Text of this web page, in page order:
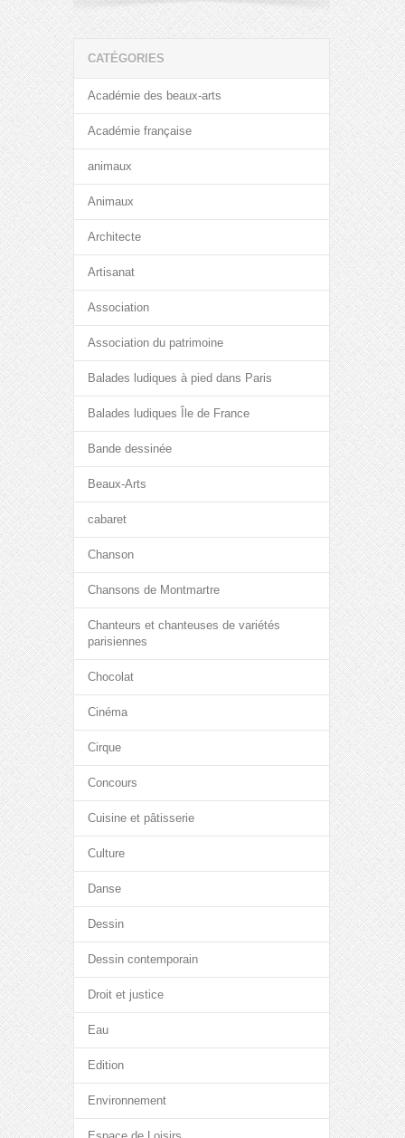
CATÉGORIES
Académie des beaux-arts
Académie française
animaux
Animaux
Architecte
Artisanat
Association
Association du patrimoine
Balades ludiques à pied dans Paris
Balades ludiques Île de France
Bande dessinée
Beaux-Arts
cabaret
Chanson
Chansons de Montmartre
Chanteurs et chanteuses de variétés
parisiennes
Chocolat
Cinéma
Cirque
Concours
Cuisine et pâtisserie
Culture
Danse
Dessin
Dessin contemporain
Droit et justice
Eau
Edition
Environnement